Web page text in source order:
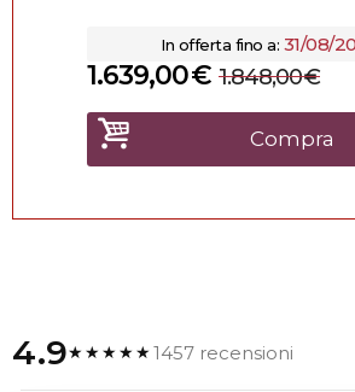
In offerta fino a: 31/08/
€
1.639,00 €
1.848,00
Compra
4.9★★★★★1457 recensioni